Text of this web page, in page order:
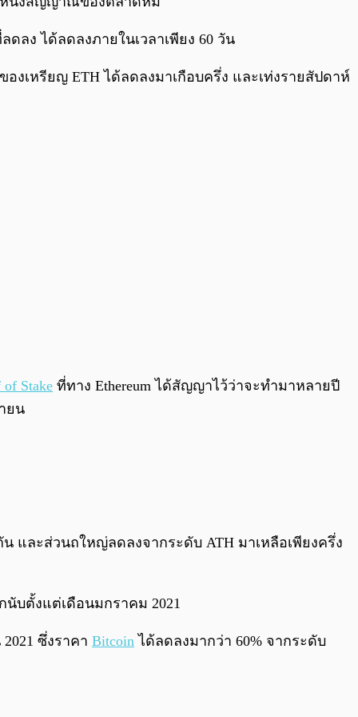
ดลง ได้ลดลงภายในเวลาเพียง 60 วัน
งเหรียญ ETH ได้ลดลงมาเกือบครึ่ง และเท่งรายสัปดาห์
of Stake ที่ทาง Ethereum ได้สัญญาไว้ว่าจะทำมาหลายปี
ยน
และส่วนถใหญ่ลดลงจากระดับ ATH มาเหลือเพียงครึ่ง
นับตั้งแต่เดือนมกราคม 2021
ซึ่งราคา Bitcoin ได้ลดลงมากว่า 60% จากระดับ